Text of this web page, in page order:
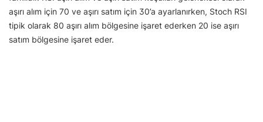
aşırı alım için 70 ve aşırı satım için 30’a ayarlanırken, Stoch RSI
tipik olarak 80 aşırı alım bölgesine işaret ederken 20 ise aşırı
satım bölgesine işaret eder.